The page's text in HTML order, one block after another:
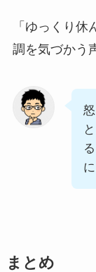
「ゆっくり
調を気づかう
まとめ